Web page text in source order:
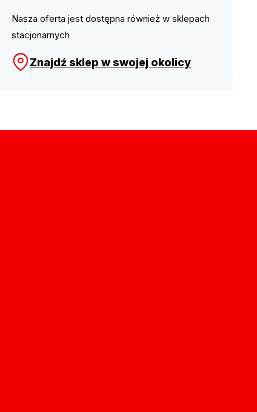
Nasza oferta jest dostępna również w sklepach
stacjonarnych
Znajdź sklep w swojej okolicy